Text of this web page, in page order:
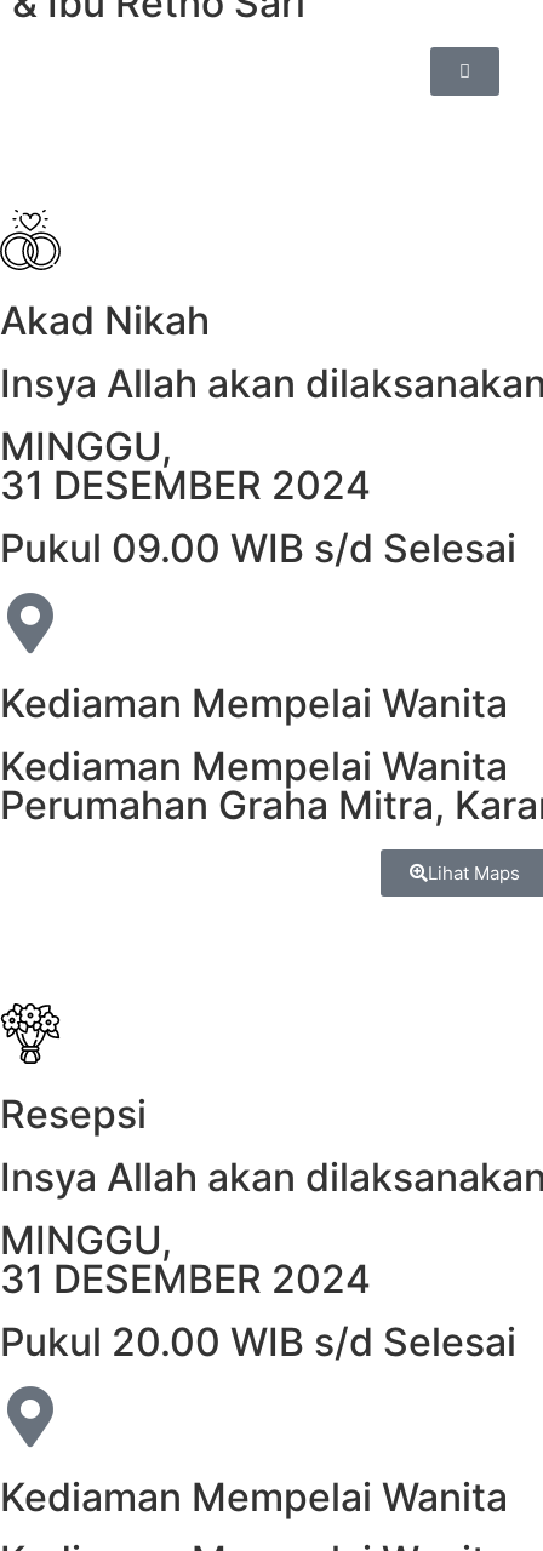
Akad Nikah
Insya Allah akan
MINGGU,
31 DESEMBER 2024
Pukul 09.00 WIB s/d Selesai
Kediaman Mempelai Wanita
Kediaman Mempelai Wanita
Perumahan Graha Mitra,
Lihat Maps
Resepsi
Insya Allah akan
MINGGU,
31 DESEMBER 2024
Pukul 20.00 WIB s/d Selesai
Kediaman Mempelai Wanita